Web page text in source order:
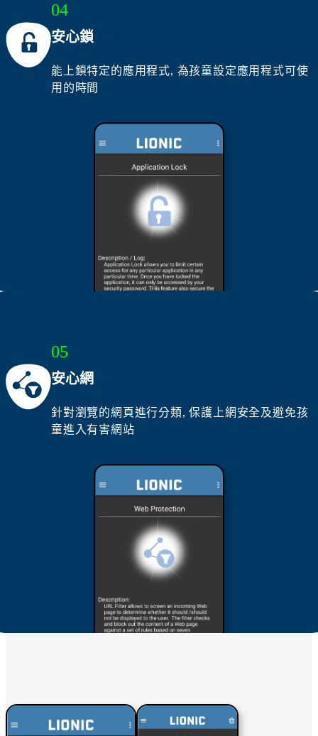
04
安心鎖
能上鎖特定的應用程式, 為孩童設定應用程式可使
用的時間
05
安心網
針對瀏覽的網頁進行分類, 保護上網安全及避免孩
童進入有害網站